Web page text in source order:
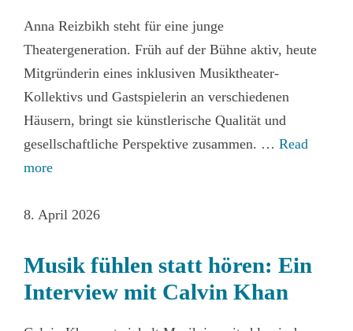
Anna Reizbikh steht für eine junge
Theatergeneration. Früh auf der Bühne aktiv, heute
Mitgründerin eines inklusiven Musiktheater-
Kollektivs und Gastspielerin an verschiedenen
Häusern, bringt sie künstlerische Qualität und
gesellschaftliche Perspektive zusammen. … Read
more
8. April 2026
Musik fühlen statt hören: Ein
Interview mit Calvin Khan